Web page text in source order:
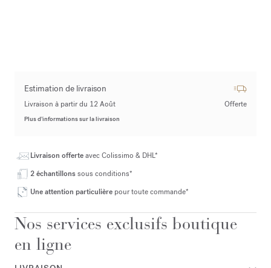
Estimation de livraison
Livraison à partir du 12 Août Offerte
Plus d’informations sur la livraison
Livraison offerteavec Colissimo & DHL*
2 échantillonssous conditions*
Une attention particulière pour toute commande*
Nos services exclusifs boutique
en ligne